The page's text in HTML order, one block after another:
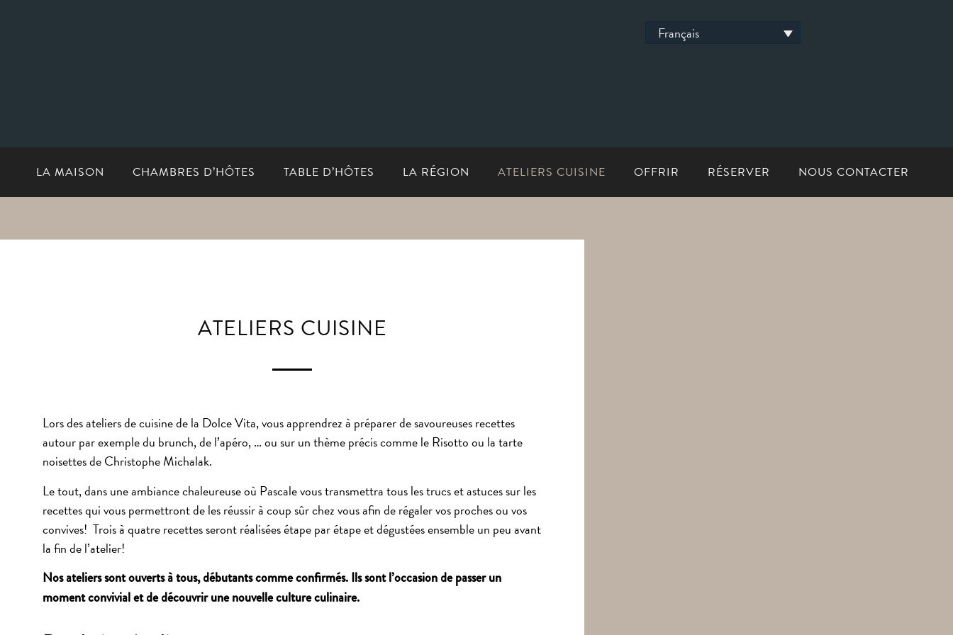
Français
LA MAISON CHAMBRES D’HÔTES TABLE D’HÔTES LA RÉGION ATELIERS CUISINE OFFRIR RÉSERVER NOUS CONTACTER
ATELIERS CUISINE
Lors des ateliers de cuisine de la Dolce Vita, vous apprendrez à préparer de savoureuses recettes
autour par exemple du brunch, de l’apéro, … ou sur un thème précis comme le Risotto ou la tarte
noisettes de Christophe Michalak.
Le tout, dans une ambiance chaleureuse où Pascale vous transmettra tous les trucs et astuces sur les
recettes qui vous permettront de les réussir à coup sûr chez vous afin de régaler vos proches ou vos
convives! Trois à quatre recettes seront réalisées étape par étape et dégustées ensemble un peu avant
la fin de l’atelier!
Nos ateliers sont ouverts à tous, débutants comme confirmés. Ils sont l’occasion de passer un
moment convivial et de découvrir une nouvelle culture culinaire.